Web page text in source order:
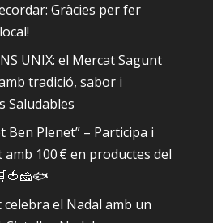
Gràcies per fer
UNIX: el Mercat Sagunt
tradició, sabor i
Saludables
Ben Plenet” – Participa i
100 € en productes del
el Nadal amb un